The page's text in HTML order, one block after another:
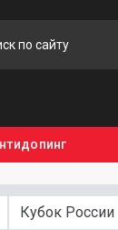
Кубок России